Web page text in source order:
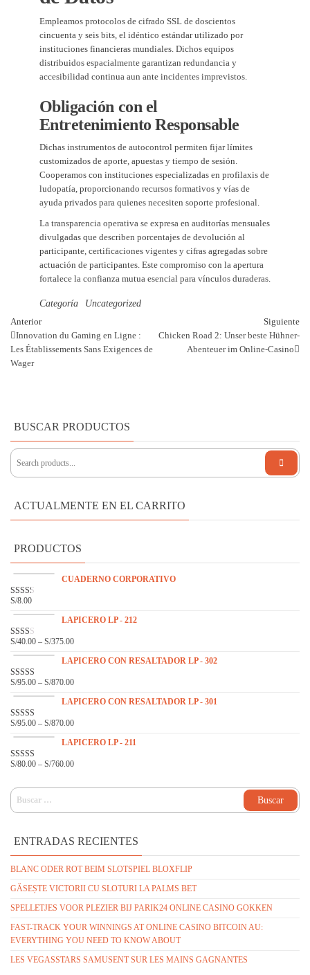
Empleamos protocolos de cifrado SSL de doscientos
cincuenta y seis bits, el idéntico estándar utilizado por
instituciones financieras mundiales. Dichos equipos
distribuidos espacialmente garantizan redundancia y
accesibilidad continua aun ante incidentes imprevistos.
Obligación con el
Entretenimiento Responsable
Dichas instrumentos de autocontrol permiten fijar límites
customizados de aporte, apuestas y tiempo de sesión.
Cooperamos con instituciones especializadas en profilaxis de
ludopatía, proporcionando recursos formativos y vías de
ayuda privados para quienes necesiten soporte profesional.
La transparencia operativa se expresa en auditorías mensuales
divulgadas que describen porcentajes de devolución al
participante, certificaciones vigentes y cifras agregadas sobre
actuación de participantes. Este compromiso con la apertura
fortalece la confianza mutua esencial para vínculos duraderas.
Categoría Uncategorized
Navegación
de
entradas
Entrada
anterior
Anterior
Innovation du Gaming en Ligne :
Les Établissements Sans Exigences de
Wager
Siguiente
Chicken Road 2: Unser beste Hühner-
Abenteuer im Online-Casino
BUSCAR PRODUCTOS
ACTUALMENTE EN EL CARRITO
PRODUCTOS
CUADERNO CORPORATIVO
VAL
EN
2.31
DE 5
S/8.00
LAPICERO LP - 212
VAL
EN
2.14
DE 5
S/40.00 – S/375.00
LAPICERO CON RESALTADOR LP - 302
VALOR
DE 5
S/95.00 – S/870.00
LAPICERO CON RESALTADOR LP - 301
VALO
3.00
DE 5
S/95.00 – S/870.00
LAPICERO LP - 211
VALOR
DE 5
S/80.00 – S/760.00
BUSCAR:
ENTRADAS RECIENTES
BLANC ODER ROT BEIM SLOTSPIEL BLOXFLIP
GĂSEȘTE VICTORII CU SLOTURI LA PALMS BET
SPELLETJES VOOR PLEZIER BIJ PARIK24 ONLINE CASINO GOKKEN
FAST-TRACK YOUR WINNINGS AT ONLINE CASINO BITCOIN AU:
EVERYTHING YOU NEED TO KNOW ABOUT
LES VEGASSTARS SAMUSENT SUR LES MAINS GAGNANTES